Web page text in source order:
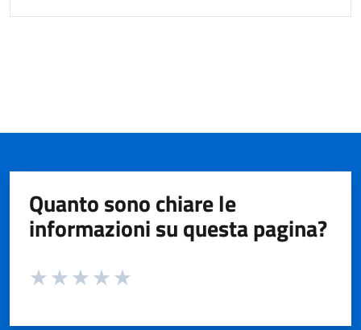
Quanto sono chiare le
informazioni su questa pagina?
Valuta da 1 a 5 stelle la pagina